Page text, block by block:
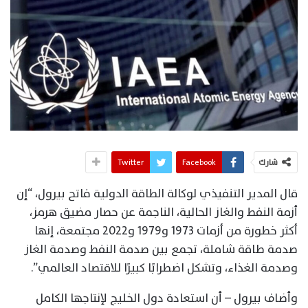
شارك Facebook
Twitter
قال المدير التنفيذي لوكالة الطاقة الدولية فاتح بيرول، “إن
أزمة النفط والغاز الحالية، الناجمة عن حصار مضيق هرمز،
أكثر خطورة من أزمات 1973 و1979 و2022 مجتمعة، إنها
صدمة طاقة شاملة، تجمع بين صدمة النفط وصدمة الغاز
وصدمة الغذاء، وتشكل اضطرابًا كبيرًا للاقتصاد العالمي”.
وأضاف بيرول – أن استعادة دول الخليج لإنتاجها الكامل